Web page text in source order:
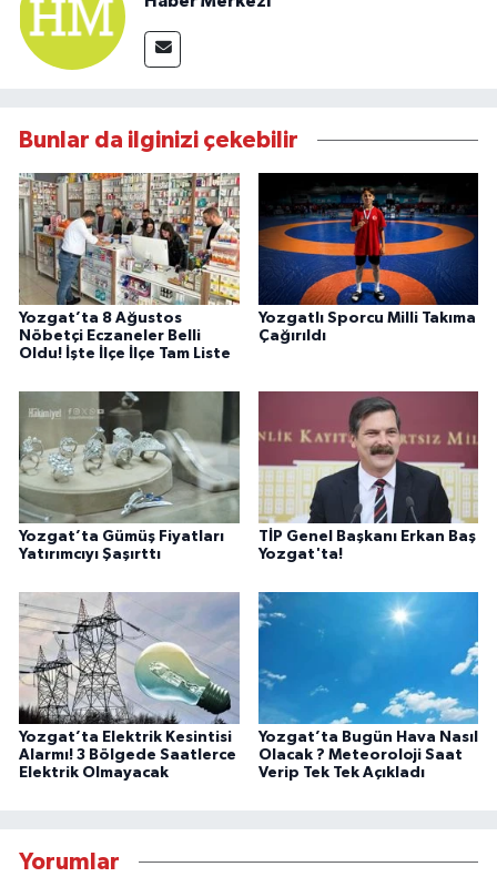
Bunlar da ilginizi çekebilir
Yozgat’ta 8 Ağustos
Nöbetçi Eczaneler Belli
Oldu! İşte İlçe İlçe Tam Liste
Yozgatlı Sporcu Milli Takıma
Çağırıldı
Yozgat’ta Gümüş Fiyatları
Yatırımcıyı Şaşırttı
TİP Genel Başkanı Erkan Baş
Yozgat'ta!
Yozgat’ta Elektrik Kesintisi
Alarmı! 3 Bölgede Saatlerce
Elektrik Olmayacak
Yozgat’ta Bugün Hava Nasıl
Olacak ? Meteoroloji Saat
Verip Tek Tek Açıkladı
Yorumlar